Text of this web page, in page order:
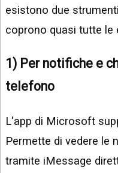
esistono due
coprono quasi tutte le
1) Per notifiche e
telefono
L'app di Microsoft
Permette di vedere le
tramite iMessage